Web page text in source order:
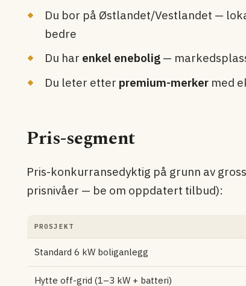
Du bor på Østlandet/Vestlandet —
bedre
Du har enkel enebolig —
Du leter etter premium-merker med
Pris-segment
Pris-konkurransedyktig på grunn av
prisnivåer — be om oppdatert tilbud):
PROSJEKT
Standard 6 kW boliganlegg
Hytte off-grid (1–3 kW + batteri)